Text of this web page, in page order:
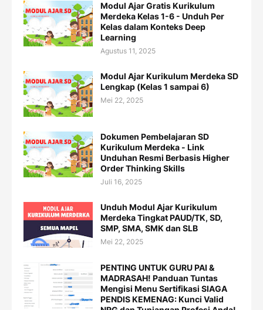
Modul Ajar Gratis Kurikulum
Merdeka Kelas 1-6 - Unduh Per
Kelas dalam Konteks Deep
Learning
Agustus 11, 2025
Modul Ajar Kurikulum Merdeka SD
Lengkap (Kelas 1 sampai 6)
Mei 22, 2025
Dokumen Pembelajaran SD
Kurikulum Merdeka - Link
Unduhan Resmi Berbasis Higher
Order Thinking Skills
Juli 16, 2025
Unduh Modul Ajar Kurikulum
Merdeka Tingkat PAUD/TK, SD,
SMP, SMA, SMK dan SLB
Mei 22, 2025
PENTING UNTUK GURU PAI &
MADRASAH! Panduan Tuntas
Mengisi Menu Sertifikasi SIAGA
PENDIS KEMENAG: Kunci Valid